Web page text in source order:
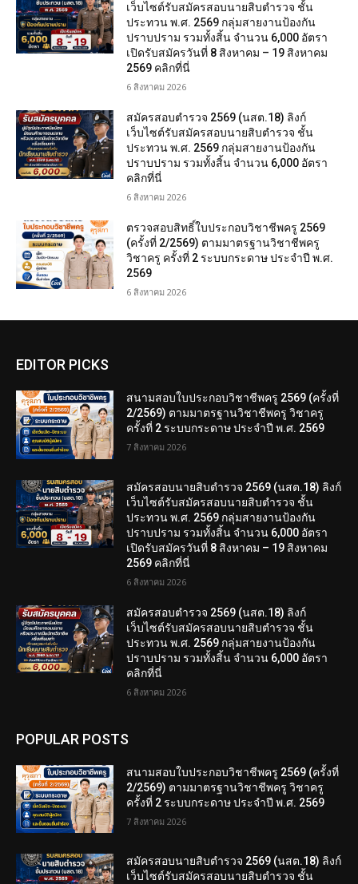
เว็บไซต์รับสมัครสอบนายสิบตำรวจ ชั้น
ประทวน พ.ศ. 2569 กลุ่มสายงานป้องกัน
ปราบปราม รวมทั้งสิ้น จำนวน 6,000 อัตรา
เปิดรับสมัครวันที่ 8 สิงหาคม – 19 สิงหาคม
2569 คลิกที่นี่
6 สิงหาคม 2026
สมัครสอบตํารวจ 2569 (นสต.18) ลิงก์
เว็บไซต์รับสมัครสอบนายสิบตำรวจ ชั้น
ประทวน พ.ศ. 2569 กลุ่มสายงานป้องกัน
ปราบปราม รวมทั้งสิ้น จำนวน 6,000 อัตรา
คลิกที่นี่
6 สิงหาคม 2026
ตรวจสอบสิทธิ์ใบประกอบวิชาชีพครู 2569
(ครั้งที่ 2/2569) ตามมาตรฐานวิชาชีพครู
วิชาครู ครั้งที่ 2 ระบบกระดาษ ประจำปี พ.ศ.
2569
6 สิงหาคม 2026
EDITOR PICKS
สนามสอบใบประกอบวิชาชีพครู 2569 (ครั้งที่
2/2569) ตามมาตรฐานวิชาชีพครู วิชาครู
ครั้งที่ 2 ระบบกระดาษ ประจำปี พ.ศ. 2569
7 สิงหาคม 2026
สมัครสอบนายสิบตำรวจ 2569 (นสต.18) ลิงก์
เว็บไซต์รับสมัครสอบนายสิบตำรวจ ชั้น
ประทวน พ.ศ. 2569 กลุ่มสายงานป้องกัน
ปราบปราม รวมทั้งสิ้น จำนวน 6,000 อัตรา
เปิดรับสมัครวันที่ 8 สิงหาคม – 19 สิงหาคม
2569 คลิกที่นี่
6 สิงหาคม 2026
สมัครสอบตํารวจ 2569 (นสต.18) ลิงก์
เว็บไซต์รับสมัครสอบนายสิบตำรวจ ชั้น
ประทวน พ.ศ. 2569 กลุ่มสายงานป้องกัน
ปราบปราม รวมทั้งสิ้น จำนวน 6,000 อัตรา
คลิกที่นี่
6 สิงหาคม 2026
POPULAR POSTS
สนามสอบใบประกอบวิชาชีพครู 2569 (ครั้งที่
2/2569) ตามมาตรฐานวิชาชีพครู วิชาครู
ครั้งที่ 2 ระบบกระดาษ ประจำปี พ.ศ. 2569
7 สิงหาคม 2026
สมัครสอบนายสิบตำรวจ 2569 (นสต.18) ลิงก์
เว็บไซต์รับสมัครสอบนายสิบตำรวจ ชั้น